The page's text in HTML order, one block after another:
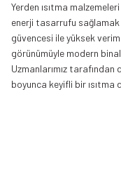
Yerden ısıtma
enerji tasarrufu
güvencesi ile yüksek
görünümüyle modern
Uzmanlarımız
boyunca keyifli bir ısıtma